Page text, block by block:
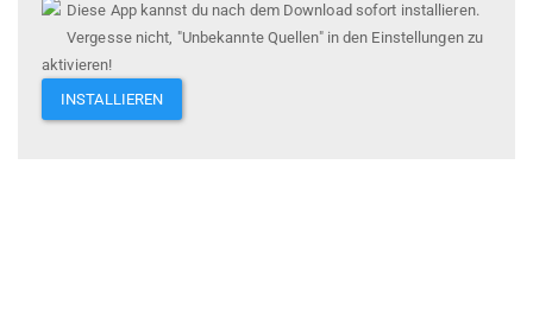
Diese App kannst du nach dem Download sofort installieren.
Vergesse nicht, "Unbekannte Quellen" in den Einstellungen zu
aktivieren!
INSTALLIEREN